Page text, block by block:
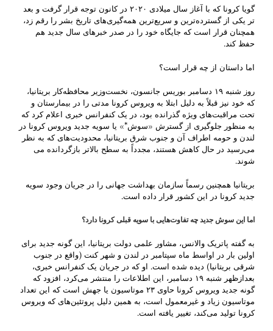
گویا کرونا که با آغاز سال میلادی ۲۰۲۰ در کانون توجه قرار گرفت و بعد
تر یکی از گسترده‌ترین و سریع‌ترین همه‌گیری‌های تاریخ بشر را رقم زد،
همچنان قرار است که جایگاه خود را در صدر خبرهای سال جدید هم
حفظ کند.
اما داستان از چه قرار است؟
روز شنبه ۱۹ دسامبر بوریس جانسون، نخست‌وزیر محافظه‌کار بریتانیا،
که خود نیز قبلاً به دلیل ابتلا به ویروس کرونا مدتی را در بیمارستان و
تحت مراقبت‌های ویژه گذرانده بود، در یک کنفرانس خبری اعلام کرد که
به منظور جلوگیری از گسترش «سوش*» یا سویه جدید ویروس کرونا در
لندن و حومه اطراف آن و جنوب شرق بریتانیا، محدودیت‌های که به نظر
می‌رسید در حال کاهش هستند، مجدداً به سطح بالاتر بازگردانده می
شوند.
بریتانیا همچنین رسماً سازمان بهداشت جهانی را در جریان وجود سویه
جدید کرونا در این کشور قرار داده است.
اما این سوش جدید چه تفاوت‌هایی با سویه قبلی کرونا دارد؟
به گفته پاتریک والانس، مشاور علمی دولت بریتانیا، این گونه جدید برای
اولین بار در اواسط ماه سپتامبر در لندن و شهر کنت (واقع در جنوب
شرقی بریتانیا) دیده شده است. او که در جریان یک کنفرانس خبری،
بعدازظهر شنبه ۱۹ دسامبر، این اطلاعات را منتشر می‌کرد، افزود که
گونه جدید ویروس کرونا حاوی ۲۳ موتاسیون یا جهش است که این تعداد
موتاسیون زیاد و غیرمعمول است، به همین دلیل پروتئین‌های که ویروس
کرونا تولید می‌کند، تغییر یافته است.